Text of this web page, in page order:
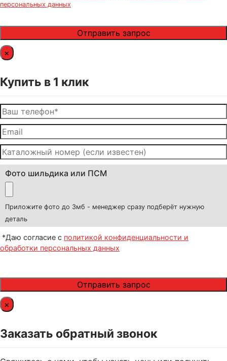
персональных данных
×
Купить в 1 клик
Фото шильдика или ПСМ
Приложите фото до 3мб - менеджер сразу подберёт нужную
деталь
*Даю согласие с политикой конфиденциальности и
обработки персональных данных
×
Заказать обратный звонок